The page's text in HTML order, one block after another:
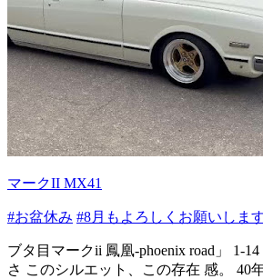
マークII MX41
#お盆休み #8月もよろしくお願いしま
ブタ目マークii 鳳凰-phoenix road」 1-
さ このシルエット、この存在 感。 40